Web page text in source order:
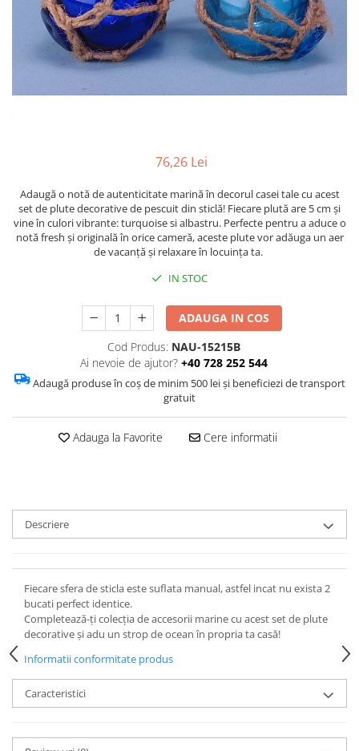
Barci, vapoare, ambarcatiuni
Decoratiuni care se agata
Tablouri
76,26 Lei
Adaugă o notă de autenticitate marină în decorul casei tale cu acest
set de plute decorative de pescuit din sticlă! Fiecare plută are 5 cm și
vine în culori vibrante: turquoise si albastru. Perfecte pentru a aduce o
notă fresh și originală în orice cameră, aceste plute vor adăuga un aer
de vacanță și relaxare în locuința ta.
IN STOC
ADAUGA IN COS
Cod Produs: NAU-15215B
Ai nevoie de ajutor? +40 728 252 544
Adaugă produse în coș de minim 500 lei și beneficiezi de transport
gratuit
Adauga la Favorite Cere informatii
Descriere
Fiecare sfera de sticla este suflata manual, astfel incat nu exista 2
bucati perfect identice.
Completează-ți colecția de accesorii marine cu acest set de plute
decorative și adu un strop de ocean în propria ta casă!
Informatii conformitate produs
Caracteristici